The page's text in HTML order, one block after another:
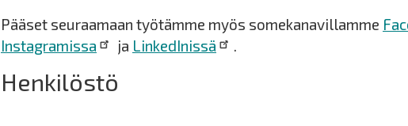
Pääset seuraamaan työtämme myös somekanavillamme
Instagramissa
ja LinkedInissä .
Henkilöstö